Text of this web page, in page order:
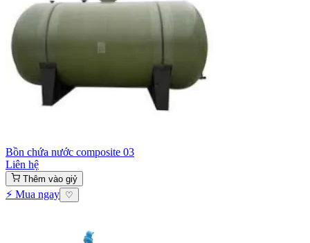
Bồn chứa nước composite 03
Liên hệ
Thêm vào giỷ
⚡ Mua ngay ♡